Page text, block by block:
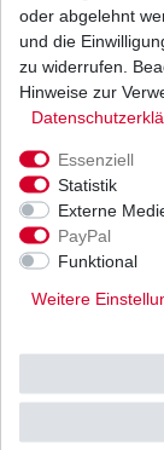
Versand
Ab einem
500 Euro
oder abgelehnt
und die
zu widerrufen.
Hinweise zur
Essenziell
Statistik
Externe
PayPal
Funktional
Weitere